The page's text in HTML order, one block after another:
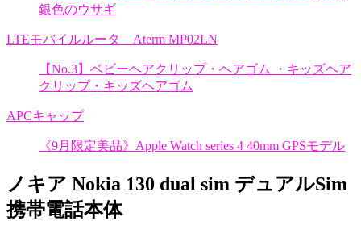
銀色のウサギ
LTEモバイルルータ Aterm MP02LN
【No.3】ベビーヘアクリップ・ヘアゴム ・キッズヘア
クリップ・キッズヘアゴム
APCキャップ
《9月限定美品》Apple Watch series 4 40mm GPSモデル
ノキア Nokia 130 dual sim デュアルSim
携帯電話本体